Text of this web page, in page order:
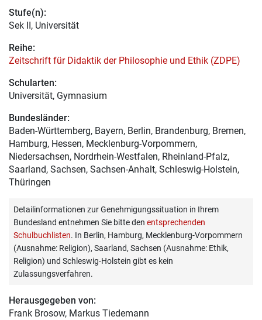
Stufe(n):
Sek II, Universität
Reihe:
Zeitschrift für Didaktik der Philosophie und Ethik (ZDPE)
Schularten:
Universität, Gymnasium
Bundesländer:
Baden-Württemberg, Bayern, Berlin, Brandenburg, Bremen,
Hamburg, Hessen, Mecklenburg-Vorpommern,
Niedersachsen, Nordrhein-Westfalen, Rheinland-Pfalz,
Saarland, Sachsen, Sachsen-Anhalt, Schleswig-Holstein,
Thüringen
Detailinformationen zur Genehmigungssituation in Ihrem
Bundesland entnehmen Sie bitte den entsprechenden
Schulbuchlisten. In Berlin, Hamburg, Mecklenburg-Vorpommern
(Ausnahme: Religion), Saarland, Sachsen (Ausnahme: Ethik,
Religion) und Schleswig-Holstein gibt es kein
Zulassungsverfahren.
Herausgegeben von:
Frank Brosow, Markus Tiedemann